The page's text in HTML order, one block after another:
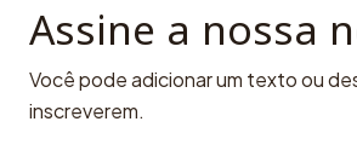
Assine a nossa
Você pode adicionar um texto ou
inscreverem.